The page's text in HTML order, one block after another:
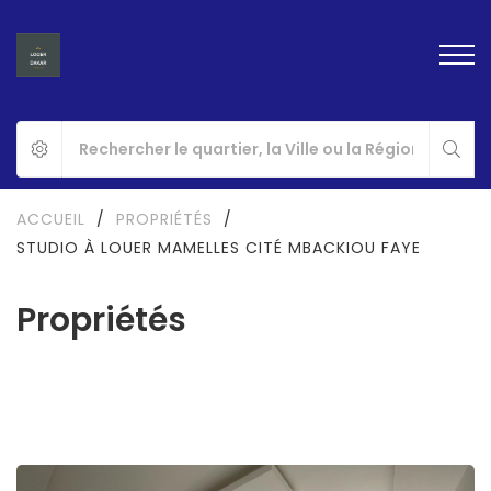
Propriétés
ACCUEIL / PROPRIÉTÉS
/
STUDIO À LOUER MAMELLES CITÉ MBACKIOU FAYE